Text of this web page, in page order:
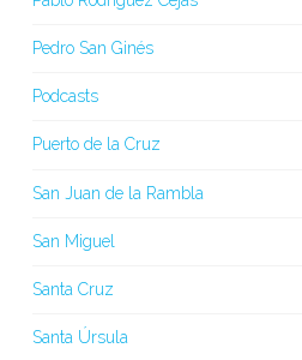
Pedro San Ginés
Podcasts
Puerto de la Cruz
San Juan de la Rambla
San Miguel
Santa Cruz
Santa Úrsula